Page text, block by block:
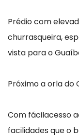
Prédio com
churrasqueira,
vista para o
Próximo a orla do
Com fácilacesso
facilidades que o